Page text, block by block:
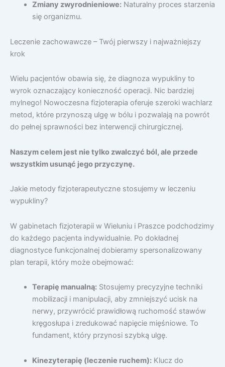
Zmiany zwyrodnieniowe:Naturalny proces starzenia
się organizmu.
Leczenie zachowawcze – Twój pierwszy i najważniejszy
krok
Wielu pacjentów obawia się, że diagnoza wypukliny to
wyrok oznaczający konieczność operacji. Nic bardziej
mylnego! Nowoczesna fizjoterapia oferuje szeroki wachlarz
metod, które przynoszą ulgę w bólu i pozwalają na powrót
do pełnej sprawności bez interwencji chirurgicznej.
Naszym celem jest nie tylko zwalczyć ból, ale przede
wszystkim usunąć jego przyczynę.
Jakie metody fizjoterapeutyczne stosujemy w leczeniu
wypukliny?
W gabinetach fizjoterapii w Wieluniu i Praszce podchodzimy
do każdego pacjenta indywidualnie. Po dokładnej
diagnostyce funkcjonalnej dobieramy spersonalizowany
plan terapii, który może obejmować:
Terapię manualną:Stosujemy precyzyjne techniki
mobilizacji i manipulacji, aby zmniejszyć ucisk na
nerwy, przywrócić prawidłową ruchomość stawów
kręgosłupa i zredukować napięcie mięśniowe. To
fundament, który przynosi szybką ulgę.
Kinezyterapię (leczenie ruchem):Klucz do